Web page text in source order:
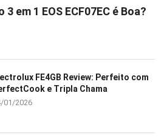
em 1 EOS ECF07EC é Boa?
FE4GB Review: Perfeito com
e Tripla Chama
01/2026